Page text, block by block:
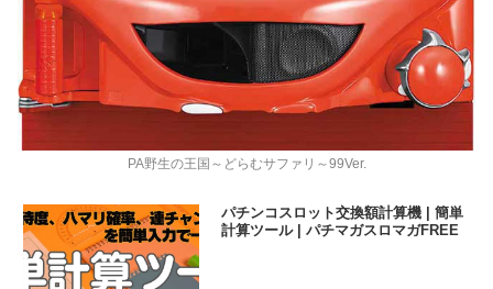
PA野生の王国～どらむサファリ～99Ver.
パチンコスロット交換額計算機 | 簡単
計算ツール | パチマガスロマガFREE